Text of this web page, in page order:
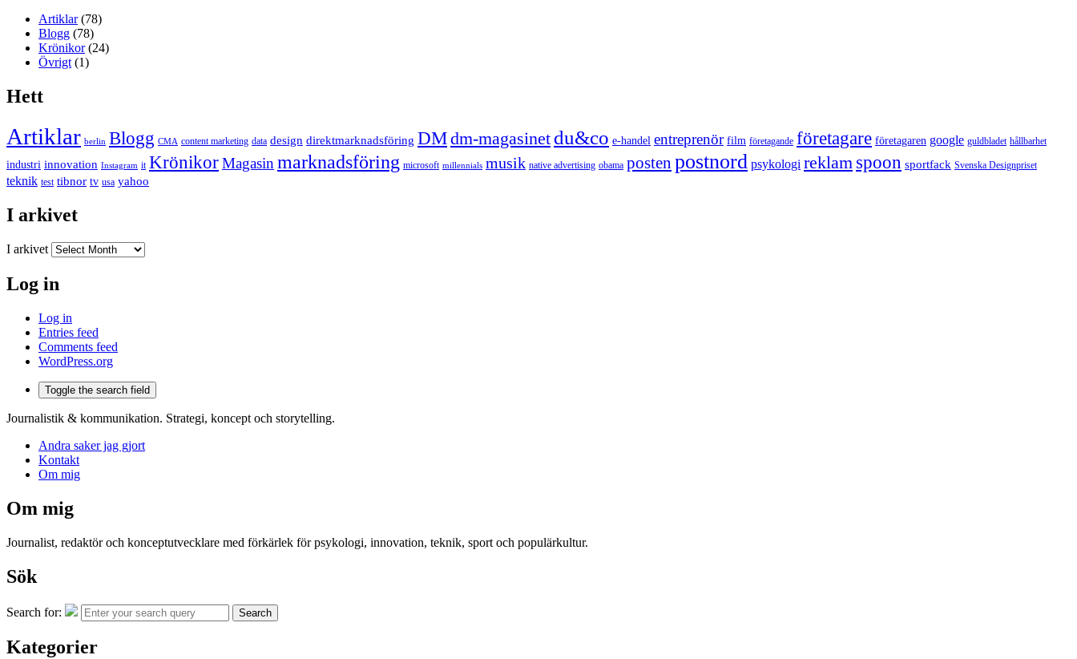
Artiklar(78)
Blogg (78)
Krönikor(24)
Övrigt(1)
Hett
Artiklar berlin Blogg CMA content marketing data design direktmarknadsföring DMdm-magasinet du&co e-handel entreprenör film företagande företagare företagaren google guldbladet hållbarhet
industri innovation Instagram it KrönikorMagasinmarknadsföring microsoft millennials musik native advertising obama posten postnord psykologi reklam spoon sportfack Svenska Designpriset
teknik test tibnor tv usa yahoo
I arkivet
I arkivet
Log in
Log in
Entries feed
Comments feed
WordPress.org
Toggle the search field
Journalistik & kommunikation. Strategi, koncept och storytelling.
Andra saker jag gjort
Kontakt
Om mig
Om mig
Journalist, redaktör och konceptutvecklare med förkärlek för psykologi, innovation, teknik, sport och populärkultur.
Sök
Search for: Search
Kategorier